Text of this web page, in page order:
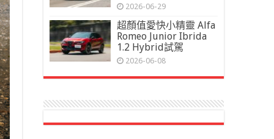
2026-06-29
超顏值愛快小精靈 Alfa
Romeo Junior Ibrida
1.2 Hybrid試駕
2026-06-08